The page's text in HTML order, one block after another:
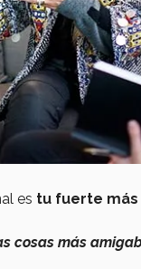
es tu fuerte
cosas más